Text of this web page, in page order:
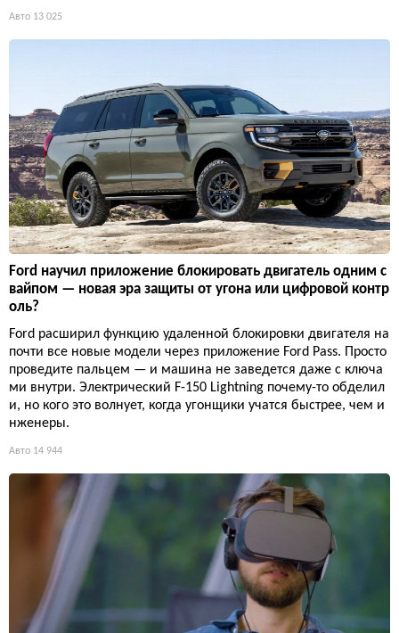
Авто 13 025
Ford научил приложение блокировать двигатель одним с
вайпом — новая эра защиты от угона или цифровой контр
оль?
Ford расширил функцию удаленной блокировки двигателя на
почти все новые модели через приложение Ford Pass. Просто
проведите пальцем — и машина не заведется даже с ключа
ми внутри. Электрический F-150 Lightning почему-то обделил
и, но кого это волнует, когда угонщики учатся быстрее, чем и
нженеры.
Авто 14 944